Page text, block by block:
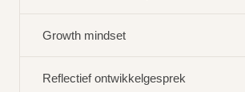
Growth mindset
Reflectief ontwikkelgesprek